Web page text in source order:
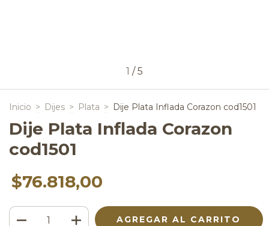
1 /5
Inicio > Dijes > Plata > Dije Plata Inflada Corazon cod1501
Dije Plata Inflada Corazon
cod1501
$76.818,00